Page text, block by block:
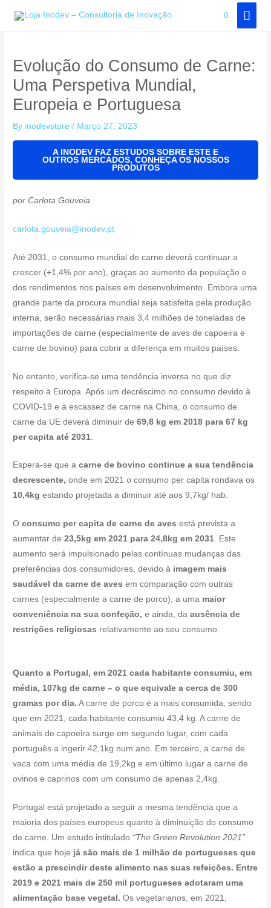
0
Evolução do Consumo de Carne:
Uma Perspetiva Mundial,
Europeia e Portuguesa
By inodevstore/ Março 27, 2023
A INODEV FAZ ESTUDOS SOBRE ESTE E
OUTROS MERCADOS, CONHEÇA OS NOSSOS
PRODUTOS
porCarlota Gouveia
carlota.gouveia@inodev.pt
Até 2031, o consumo mundial de carne deverá continuar a
crescer (+1,4% por ano), graças ao aumento da população e
dos rendimentos nos países em desenvolvimento. Embora uma
grande parte da procura mundial seja satisfeita pela produção
interna, serão necessárias mais 3,4 milhões de toneladas de
importações de carne (especialmente de aves de capoeira e
carne de bovino) para cobrir a diferença em muitos países.
No entanto, verifica-se uma tendência inversa no que diz
respeito à Europa. Após um decréscimo no consumo devido à
COVID-19 e à escassez de carne na China, o consumo de
carne da UE deverá diminuir de69,8 kg em 2018 para 67 kg
per capita até 2031
Espera-se que acarne de bovino continue a sua tendência
decrescente,onde em 2021 o consumo per capita rondava os
10,4kg estando projetada a diminuir até aos 9,7kg/ hab.
Oconsumo per capita de carne de avesestá prevista a
aumentar de23,5kg em 2021 para 24,8kg em 2031. Este
aumento será impulsionado pelas contínuas mudanças das
preferências dos consumidores, devido à imagem mais
saudável da carne de avesem comparação com outras
carnes (especialmente a carne de porco), a uma maior
conveniência na sua confeção,e ainda, daausência de
restrições religiosas relativamente ao seu consumo.
Quanto a Portugal, em 2021 cada habitante consumiu, em
média, 107kg de carne – o que equivale a cerca de 300
gramas por dia. A carne de porco é a mais consumida, sendo
que em 2021, cada habitante consumiu 43,4 kg. A carne de
animais de capoeira surge em segundo lugar, com cada
português a ingerir 42,1kg num ano. Em terceiro, a carne de
vaca com uma média de 19,2kg e em último lugar a carne de
ovinos e caprinos com um consumo de apenas 2,4kg.
Portugal está projetado a seguir a mesma tendência que a
maioria dos países europeus quanto à diminuição do consumo
de carne. Um estudo intitulado “The Green Revolution 2021”
indica que hoje já são mais de 1 milhão de portugueses que
estão a prescindir deste alimento nas suas refeições. Entre
2019 e 2021 mais de 250 mil portugueses adotaram uma
alimentação base vegetal. Os vegetarianos, em 2021,